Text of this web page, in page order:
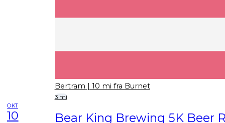
Bertram | 10 mi fra Burnet
3 mi
OKT
10 Bear King Brewing 5K Beer